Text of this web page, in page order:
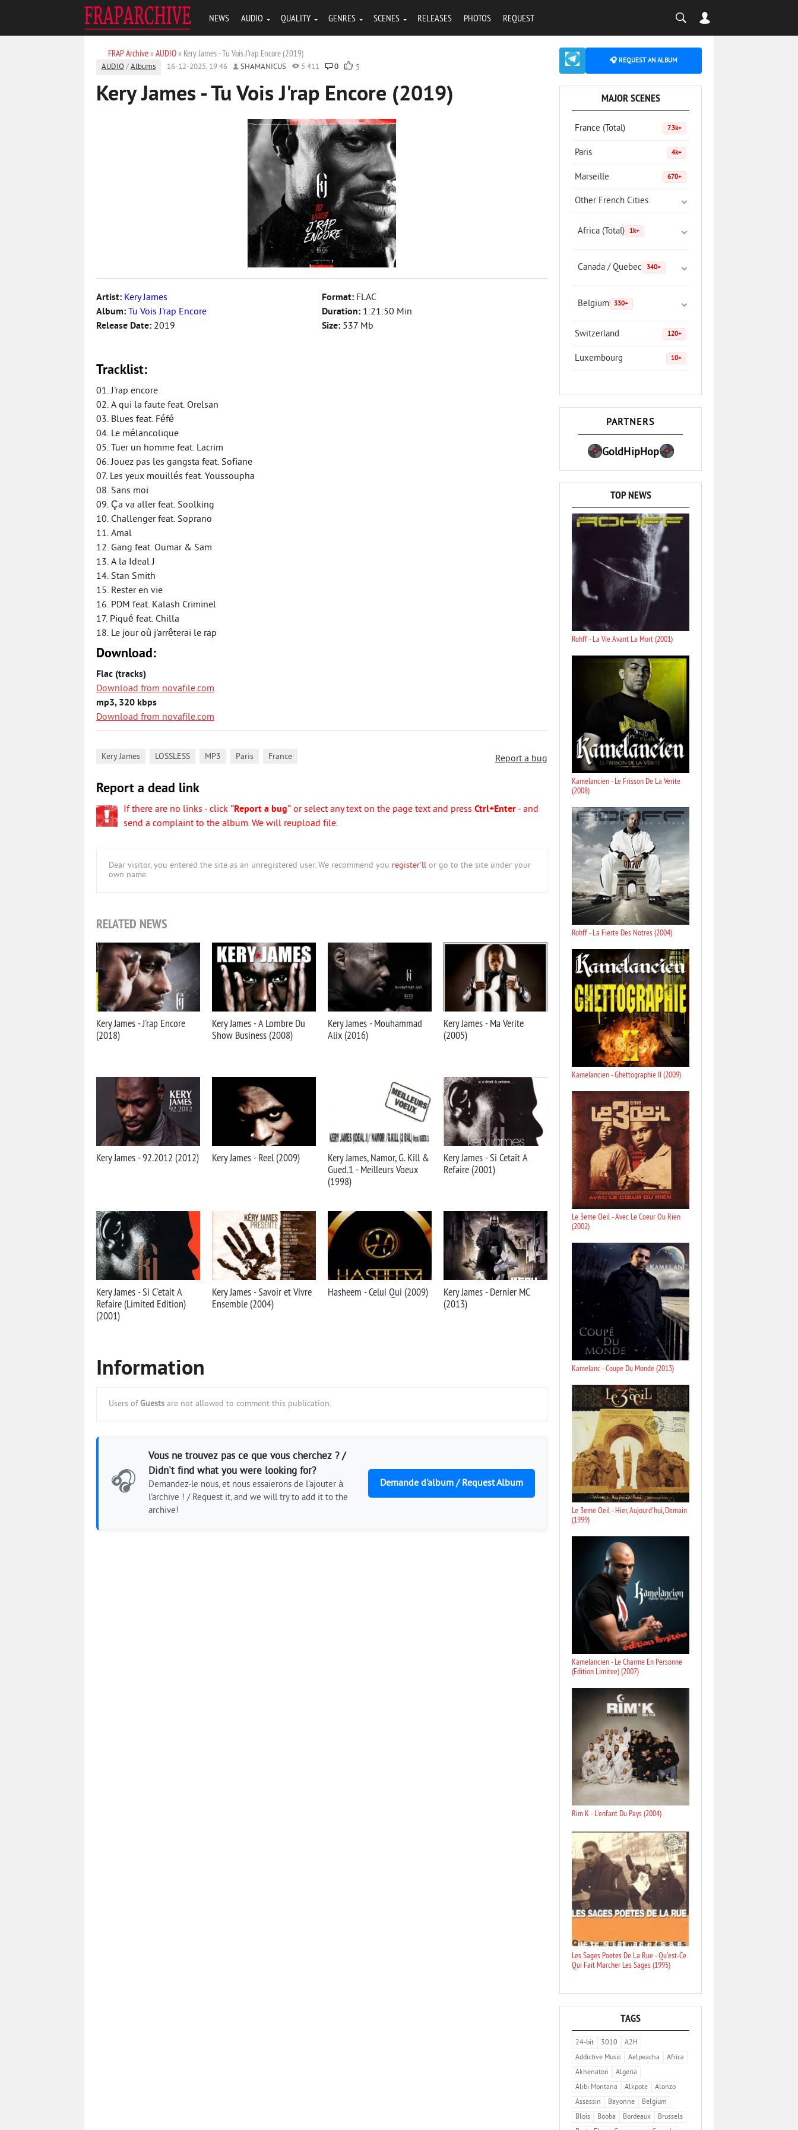
NEWS AUDIO QUALITY GENRES SCENES RELEASES PHOTOS REQUEST
FRAP Archive» AUDIO» Kery James - Tu Vois J'rap Encore (2019)
AUDIO /Albums 16-12-2025, 19:46 SHAMANICUS 5 411 0 5
Kery James - Tu Vois J'rap Encore (2019)
Artist: Kery James
Album: Tu Vois J'rap Encore
Release Date: 2019
Format: FLAC
Duration: 1:21:50 Min
Size: 537 Mb
Tracklist:
01. J'rap encore
02. A qui la faute feat. Orelsan
03. Blues feat. Féfé
04. Le mélancolique
05. Tuer un homme feat. Lacrim
06. Jouez pas les gangsta feat. Sofiane
07. Les yeux mouillés feat. Youssoupha
08. Sans moi
09. Ça va aller feat. Soolking
10. Challenger feat. Soprano
11. Amal
12. Gang feat. Oumar & Sam
13. A la Ideal J
14. Stan Smith
15. Rester en vie
16. PDM feat. Kalash Criminel
17. Piqué feat. Chilla
18. Le jour où j'arrêterai le rap
Download:
Flac (tracks)
Download from novafile.com
mp3, 320 kbps
Download from novafile.com
Report a bug
Kery James LOSSLESS MP3 Paris France
Report a dead link
If there are no links - click "Report a bug" or select any text on the page text and press Ctrl+Enter - and
send a complaint to the album. We will reupload file.
Dear visitor, you entered the site as an unregistered user. We recommend you register'll or go to the site under your
own name.
RELATED NEWS
Kery James - J'rap Encore
(2018)
Kery James - A Lombre Du
Show Business (2008)
Kery James - Mouhammad
Alix (2016)
Kery James - Ma Verite
(2005)
Kery James - 92.2012 (2012) Kery James - Reel (2009)
Kery James, Namor, G. Kill &
Gued.1 - Meilleurs Voeux
(1998)
Kery James - Si Cetait A
Refaire (2001)
Kery James - Si C'etait A
Refaire (Limited Edition)
(2001)
Kery James - Savoir et Vivre
Ensemble (2004)
Hasheem - Celui Qui (2009)
Kery James - Dernier MC
(2013)
Information
Users of Guests are not allowed to comment this publication.
🎧
Vous ne trouvez pas ce que vous cherchez ? /
Didn't find what you were looking for?
Demandez-le nous, et nous essaierons de l'ajouter à
l'archive ! / Request it, and we will try to add it to the
archive!
Demande d'album / Request Album
🎧 REQUEST AN ALBUM
MAJOR SCENES
France (Total) 7.3k+
Paris 4k+
Marseille 670+
Other French Cities
Africa (Total) 1k+
Canada / Quebec 340+
Belgium 330+
Switzerland 120+
Luxembourg 10+
PARTNERS
GoldHipHop
TOP NEWS
Rohff - La Vie Avant La Mort (2001)
Kamelancien - Le Frisson De La Verite
(2008)
Rohff - La Fierte Des Notres (2004)
Kamelancien - Ghettographie II (2009)
Le 3eme Oeil - Avec Le Coeur Ou Rien
(2002)
Kamelanc - Coupe Du Monde (2013)
Le 3eme Oeil - Hier, Aujourd'hui, Demain
(1999)
Kamelancien - Le Charme En Personne
(Edition Limitee) (2007)
Rim K - L'enfant Du Pays (2004)
Les Sages Poetes De La Rue - Qu'est-Ce
Qui Fait Marcher Les Sages (1995)
TAGS
24-bit 3010
A2H
Addictive Music
Aelpeacha
Africa
Akhenaton
Algeria
Alibi Montana
Alkpote
Alonzo
Assassin
Bayonne
Belgium
Blois
Booba Bordeaux
Brussels